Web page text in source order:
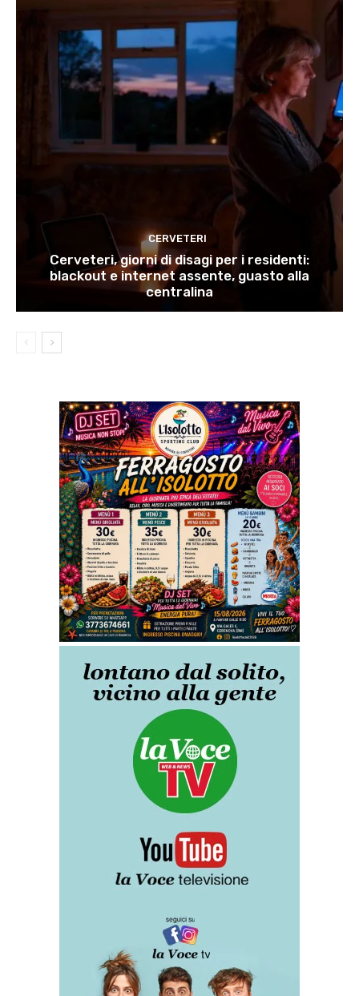
CERVETERI
Cerveteri, giorni di disagi per i residenti:
blackout e internet assente, guasto alla
centralina